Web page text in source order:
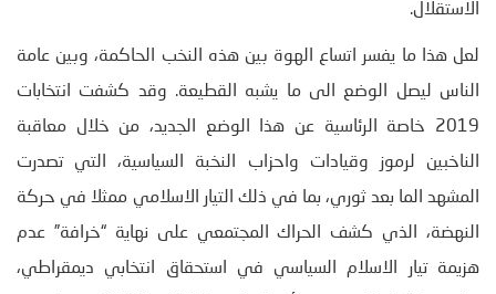
الاستقلال.
لعل هذا ما يفسر اتساع الهوة بين هذه النخب الحاكمة، وبين عامة
الناس ليصل الوضع الى ما يشبه القطيعة. وقد كشفت انتخابات
2019 خاصة الرئاسية عن هذا الوضع الجديد، من خلال معاقبة
الناخبين لرموز وقيادات واحزاب النخبة السياسية، التي تصدرت
المشهد الما بعد ثوري، بما في ذلك التيار الاسلامي ممثلا في حركة
النهضة، الذي كشف الحراك المجتمعي على نهاية “خرافة” عدم
هزيمة تيار الاسلام السياسي في استحقاق انتخابي ديمقراطي،